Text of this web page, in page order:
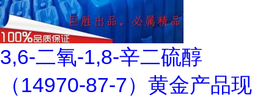
3,6-二氧-1,8-辛二硫醇
（14970-87-7）黄金产品现